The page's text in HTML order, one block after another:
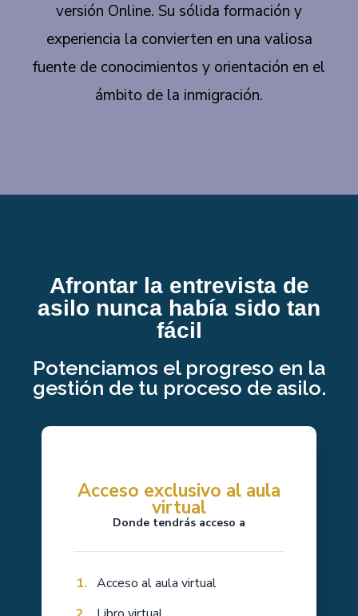
versión Online. Su sólida formación y
experiencia la convierten en una valiosa
fuente de conocimientos y orientación en el
ámbito de la inmigración.
Afrontar la entrevista de
asilo nunca había sido tan
fácil
Potenciamos el progreso en la
gestión de tu proceso de asilo.
Acceso exclusivo al aula
virtual
Donde tendrás acceso a
Acceso al aula virtual